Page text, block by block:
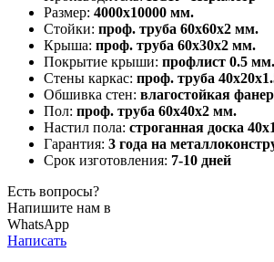
Размер: 4000х10000 мм.
Стойки: проф. труба 60х60х2 мм.
Крыша: проф. труба 60х30х2 мм.
Покрытие крыши: профлист 0.5 мм.
Стены каркас: проф. труба
Обшивка стен: влагостойкая
Пол: проф. труба 60х40х2 мм.
Настил пола: строганная доска
Гарантия: 3 года на
Срок изготовления: 7-10 дней
Есть вопросы?
Напишите нам в
WhatsApp
Написать